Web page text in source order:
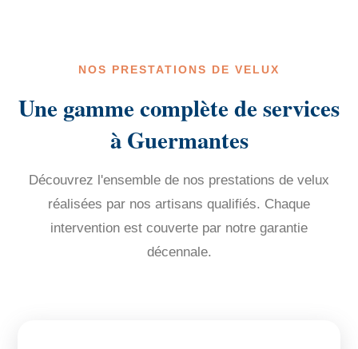
NOS PRESTATIONS DE VELUX
Une gamme complète de services
à Guermantes
Découvrez l'ensemble de nos prestations de velux
réalisées par nos artisans qualifiés. Chaque
intervention est couverte par notre garantie
décennale.